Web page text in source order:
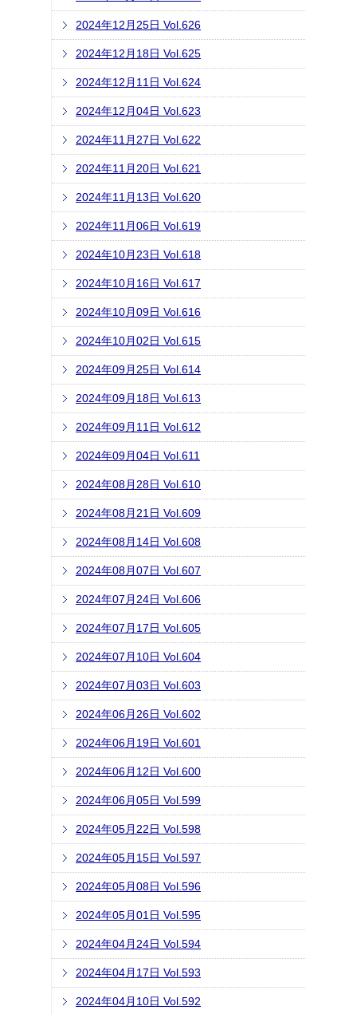
2024年12月25日 Vol.626
2024年12月18日 Vol.625
2024年12月11日 Vol.624
2024年12月04日 Vol.623
2024年11月27日 Vol.622
2024年11月20日 Vol.621
2024年11月13日 Vol.620
2024年11月06日 Vol.619
2024年10月23日 Vol.618
2024年10月16日 Vol.617
2024年10月09日 Vol.616
2024年10月02日 Vol.615
2024年09月25日 Vol.614
2024年09月18日 Vol.613
2024年09月11日 Vol.612
2024年09月04日 Vol.611
2024年08月28日 Vol.610
2024年08月21日 Vol.609
2024年08月14日 Vol.608
2024年08月07日 Vol.607
2024年07月24日 Vol.606
2024年07月17日 Vol.605
2024年07月10日 Vol.604
2024年07月03日 Vol.603
2024年06月26日 Vol.602
2024年06月19日 Vol.601
2024年06月12日 Vol.600
2024年06月05日 Vol.599
2024年05月22日 Vol.598
2024年05月15日 Vol.597
2024年05月08日 Vol.596
2024年05月01日 Vol.595
2024年04月24日 Vol.594
2024年04月17日 Vol.593
2024年04月10日 Vol.592